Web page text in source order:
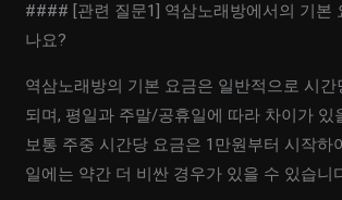
#### [관련 질문1] 역삼노래방에서의 기본
나요?
역삼노래방의 기본 요금은 일반적으로 시간
되며, 평일과 주말/공휴일에 따라 차이가 있
보통 주중 시간당 요금은 1만원부터 시작하
일에는 약간 더 비싼 경우가 있을 수 있습니